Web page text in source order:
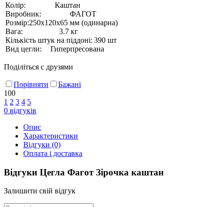
Колір:
Каштан
Виробник:
ФАГОТ
Розмір:250х120х65 мм (одинарна)
Вага:
3.7 кг
Кількість штук на піддоні: 390 шт
Вид цегли:
Гиперпресована
Поділіться с друзями
Порівняти
Бажані
100
1 2 3 4 5
0 відгуків
Опис
Характеристики
Відгуки (0)
Оплата і доставка
Відгуки Цегла Фагот Зірочка каштан
Залишити свій відгук